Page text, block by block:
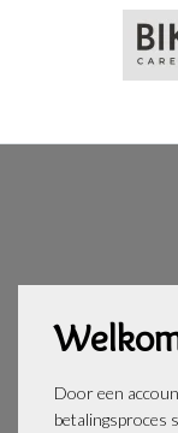
Door een
betalingsproces